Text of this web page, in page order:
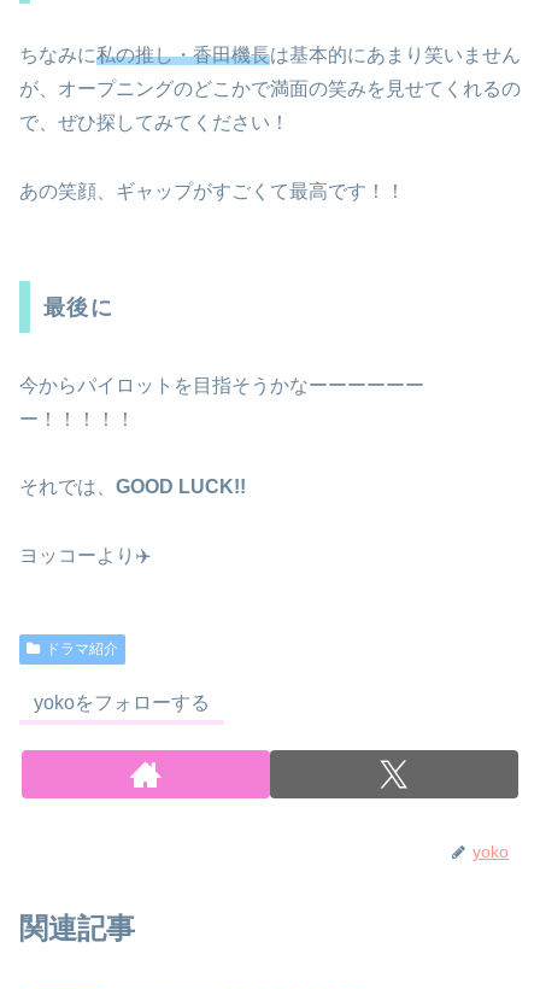
ちなみに私の推し・香田機長は基本的にあまり笑いません
が、オープニングのどこかで満面の笑みを見せてくれるの
で、ぜひ探してみてください！
あの笑顔、ギャップがすごくて最高です！！
最後に
今からパイロットを目指そうかなーーーーーー
ー！！！！！
それでは、 GOOD LUCK!!
ヨッコーより✈️
ドラマ紹介
yokoをフォローする
yoko
関連記事